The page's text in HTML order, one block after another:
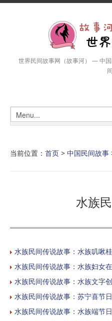
世界民间故事网（故事河） — 中
当前位置： 首页 > 中国民间故事
水族
水族民间传说故事：水族叽啾
水族民间传说故事：水族妇女
水族民间传说故事：水族文字
水族民间传说故事：苏宁喜节
水族民间传说故事：水族端节